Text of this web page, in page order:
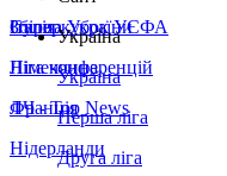
Збірна України
Італія
Німеччина
Франція
Нідерланди
Суперкубок УЄФА
Ліга конференцій
ЛЧ - Top News
Україна
Україна
Перша ліга
Друга ліга